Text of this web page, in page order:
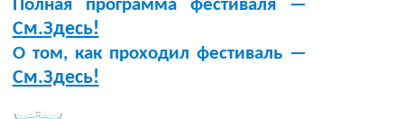
Полная программа фестиваля —
См.Здесь!
О том, как проходил фестиваль —
См.Здесь!